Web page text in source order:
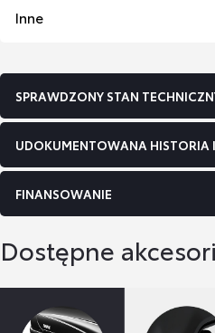
Inne
SPRAWDZONY STAN
UDOKUMENTOWANA HISTORIA
FINANSOWANIE
Dostępne